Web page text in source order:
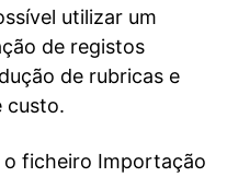
utilizar um
de registos
de rubricas e
custo.
ficheiro Importação